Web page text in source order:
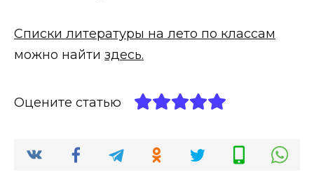
Списки литературы на лето по классам
можно найти здесь.
Оцените статью